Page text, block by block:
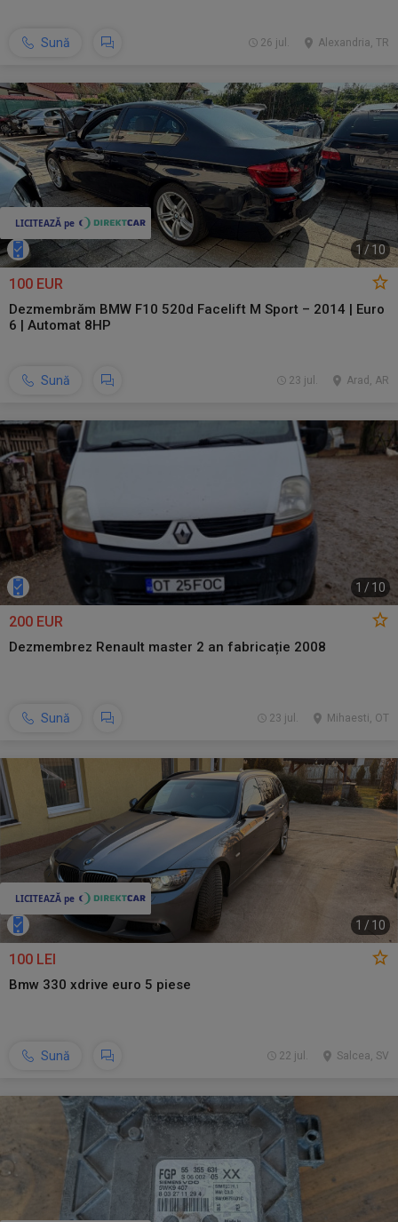
Sună Alexandria, TR
26 jul.
1 / 10
100 EUR
Dezmembrăm BMW F10 520d Facelift M Sport – 2014 | Euro
6 | Automat 8HP
Sună Arad, AR
23 jul.
1 / 10
200 EUR
Dezmembrez Renault master 2 an fabricație 2008
Sună Mihaesti, OT
23 jul.
1 / 10
100 LEI
Bmw 330 xdrive euro 5 piese
Sună Salcea, SV
22 jul.